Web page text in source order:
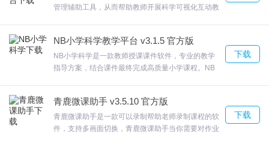
4) 请助理在微信童学APP全国启动群：按此格式提供[学员姓名] [学
5.我想将自己分校的老师或学生转入地区分校或其它地区分校该怎么
1) 目前有分校和总校账号，分校账号可改自己分校事务，总校账号
可改自己地区所有分校事务
管理辅助工具，从而帮助教师开展科学可视化互动教
学，欢迎来合众软件园下载体验。
NB小学科学教学平台 v3.1.5 官方版
NB小学科学是一款教师授课课件软件，专业的教学
指导方案，结合课件最终完成高质量小学课程。NB
气、光线等)影响给实验带来的不便问题，欢迎来合众
软件园下载体验。
下载
青鹿微课助手 v3.5.10 官方版
青鹿微课助手是一款可以录制帮助老师录制课程的软
件，支持多画面切换，青鹿微课助手当你需要对作业
下载